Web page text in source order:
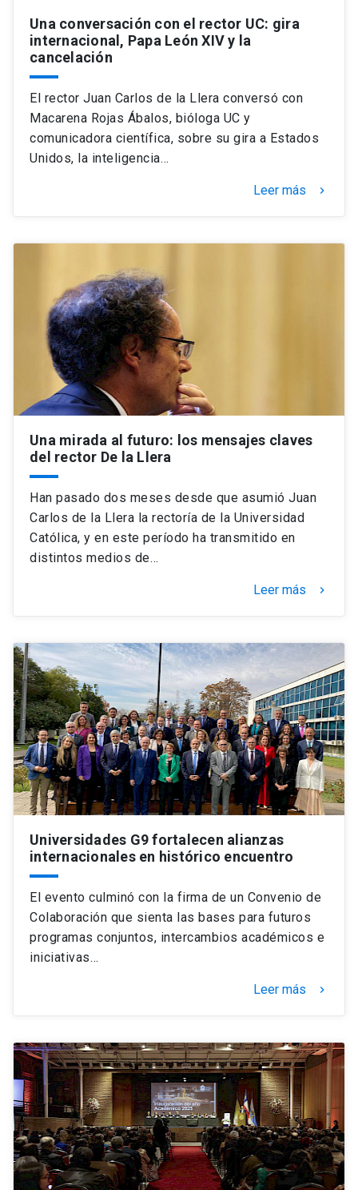
Una conversación con el rector UC: gira
internacional, Papa León XIV y la
cancelación
El rector Juan Carlos de la Llera conversó con
Macarena Rojas Ábalos, bióloga UC y
comunicadora científica, sobre su gira a Estados
Unidos, la inteligencia…
Leer más keyboard_arrow_right
Una mirada al futuro: los mensajes claves
del rector De la Llera
Han pasado dos meses desde que asumió Juan
Carlos de la Llera la rectoría de la Universidad
Católica, y en este período ha transmitido en
distintos medios de…
Leer más keyboard_arrow_right
Universidades G9 fortalecen alianzas
internacionales en histórico encuentro
El evento culminó con la firma de un Convenio de
Colaboración que sienta las bases para futuros
programas conjuntos, intercambios académicos e
iniciativas…
Leer más keyboard_arrow_right